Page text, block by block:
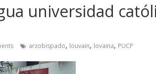
universidad
arzobispado, louvain, lovaina, PUCP